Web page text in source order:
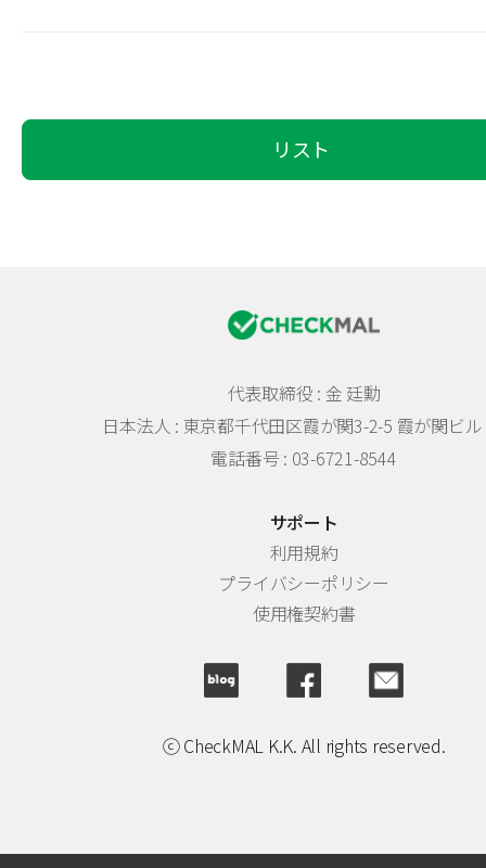
リスト
代表取締役 : 金 廷勳
日本法人 : 東京都千代田区霞が関3-2-5 霞が関ビル
電話番号 : 03-6721-8544
サポート
利用規約
プライバシーポリシー
使用権契約書
ⓒ CheckMAL K.K. All rights reserved.